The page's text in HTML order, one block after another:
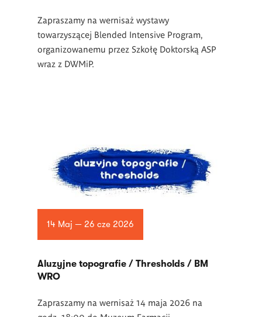
Zapraszamy na wernisaż wystawy
towarzyszącej Blended Intensive Program,
organizowanemu przez Szkołę Doktorską ASP
wraz z DWMiP.
14 Maj — 26 cze 2026
Aluzyjne topografie / Thresholds / BM
WRO
Zapraszamy na wernisaż 14 maja 2026 na